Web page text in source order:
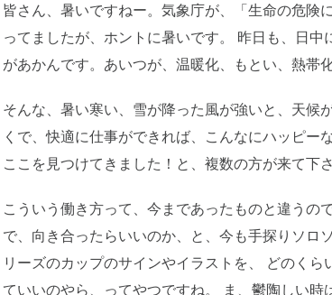
皆さん、暑いですねー。気象庁が、「生命の危険
ってましたが、ホントに暑いです。 昨日も、日
があかんです。あいつが、温暖化、もとい、熱帯
そんな、暑い寒い、雪が降った風が強いと、天候
くで、快適に仕事ができれば、こんなにハッピー
ここを見つけてきました！と、複数の方が来て下
こういう働き方って、今まであったものと違うの
で、向き合ったらいいのか、と、今も手探りソロ
リーズのカップのサインやイラストを、 どのく
ていいのやら、ってやつですね。 ま、鬱陶しい